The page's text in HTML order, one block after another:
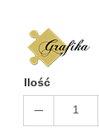
Ilość
1